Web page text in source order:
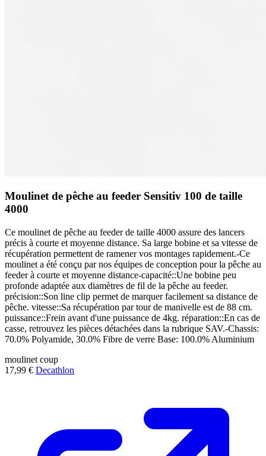
Moulinet de pêche au feeder Sensitiv 100 de taille
4000
Ce moulinet de pêche au feeder de taille 4000 assure des lancers
précis à courte et moyenne distance. Sa large bobine et sa vitesse de
récupération permettent de ramener vos montages rapidement.-Ce
moulinet a été conçu par nos équipes de conception pour la pêche au
feeder à courte et moyenne distance-capacité::Une bobine peu
profonde adaptée aux diamètres de fil de la pêche au feeder.
précision::Son line clip permet de marquer facilement sa distance de
pêche. vitesse::Sa récupération par tour de manivelle est de 88 cm.
puissance::Frein avant d'une puissance de 4kg. réparation::En cas de
casse, retrouvez les pièces détachées dans la rubrique SAV.-Chassis:
70.0% Polyamide, 30.0% Fibre de verre Base: 100.0% Aluminium
moulinet coup
17,99 € Decathlon